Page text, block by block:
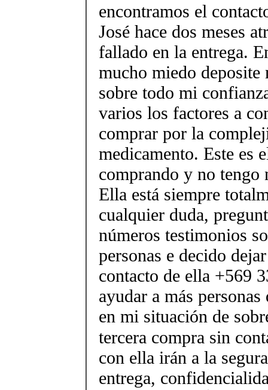
encontramos el
José hace dos meses
fallado en la entrega.
mucho miedo
sobre todo mi
varios los factores a
comprar por la
medicamento. Este es
comprando y no tengo
Ella está siempre
cualquier duda,
números testimonios
personas e decido
contacto de ella +569
ayudar a más personas
en mi situación de
tercera compra sin
con ella irán a la
entrega,